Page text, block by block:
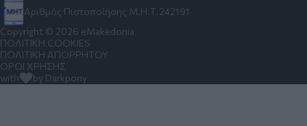
Αριθμός Πιστοποίησης Μ.Η.Τ.242191
Copyright © 2026 eMakedonia
ΠΟΛΙΤΙΚΗ COOKIES
ΠΟΛΙΤΙΚΗ ΑΠΟΡΡΗΤΟΥ
ΟΡΟΙ ΧΡΗΣΗΣ
with
by Darkpony